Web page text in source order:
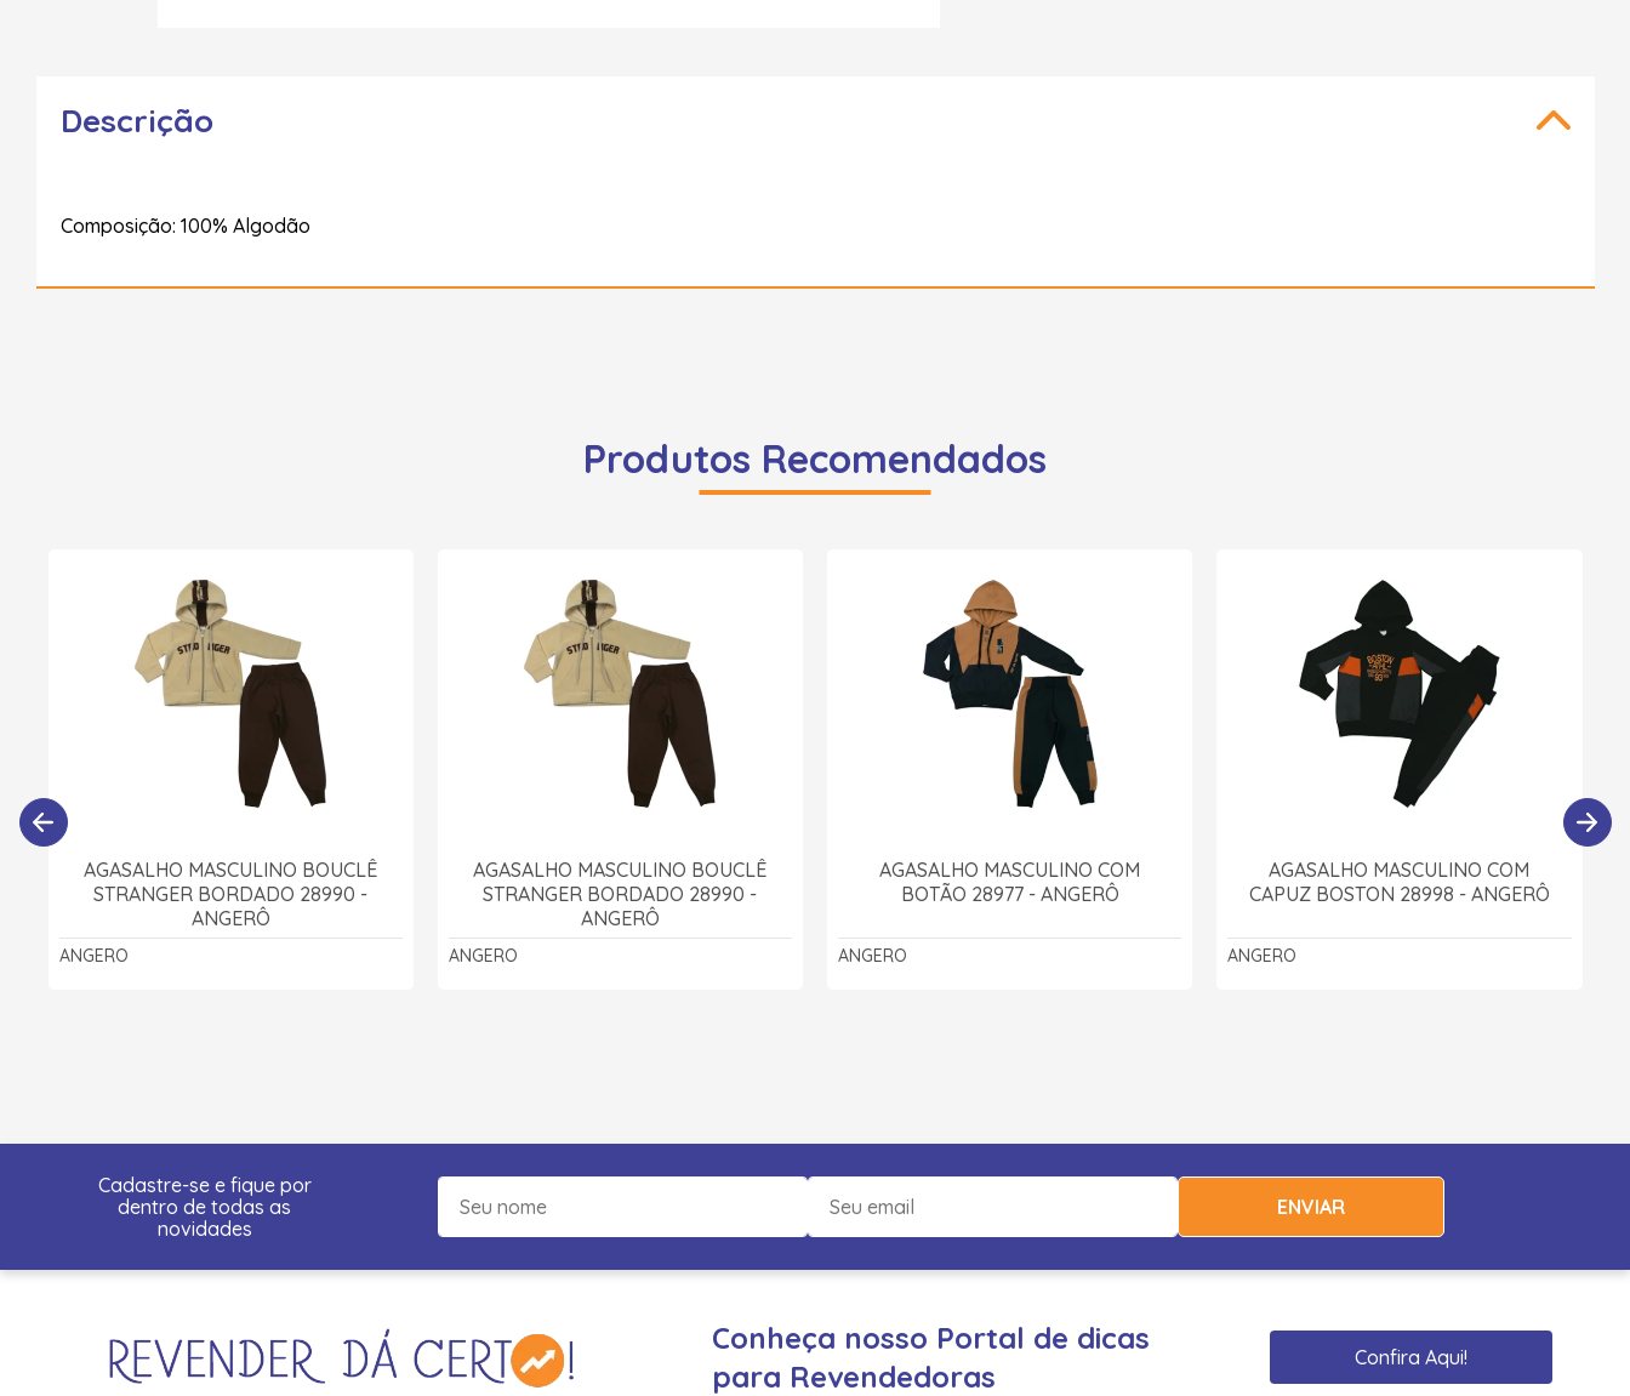
Descrição
Composição: 100% Algodão
Produtos Recomendados
AGASALHO MASCULINO BOUCLÊ
STRANGER BORDADO 28990 -
ANGERÔ
ANGERO
AGASALHO MASCULINO BOUCLÊ
STRANGER BORDADO 28990 -
ANGERÔ
ANGERO
AGASALHO MASCULINO COM
BOTÃO 28977 - ANGERÔ
ANGERO
AGASALHO MASCULINO COM
CAPUZ BOSTON 28998 - ANGERÔ
ANGERO
Cadastre-se e fique por
dentro de todas as
novidades
ENVIAR
Conheça nosso Portal de dicas
para Revendedoras
Confira Aqui!